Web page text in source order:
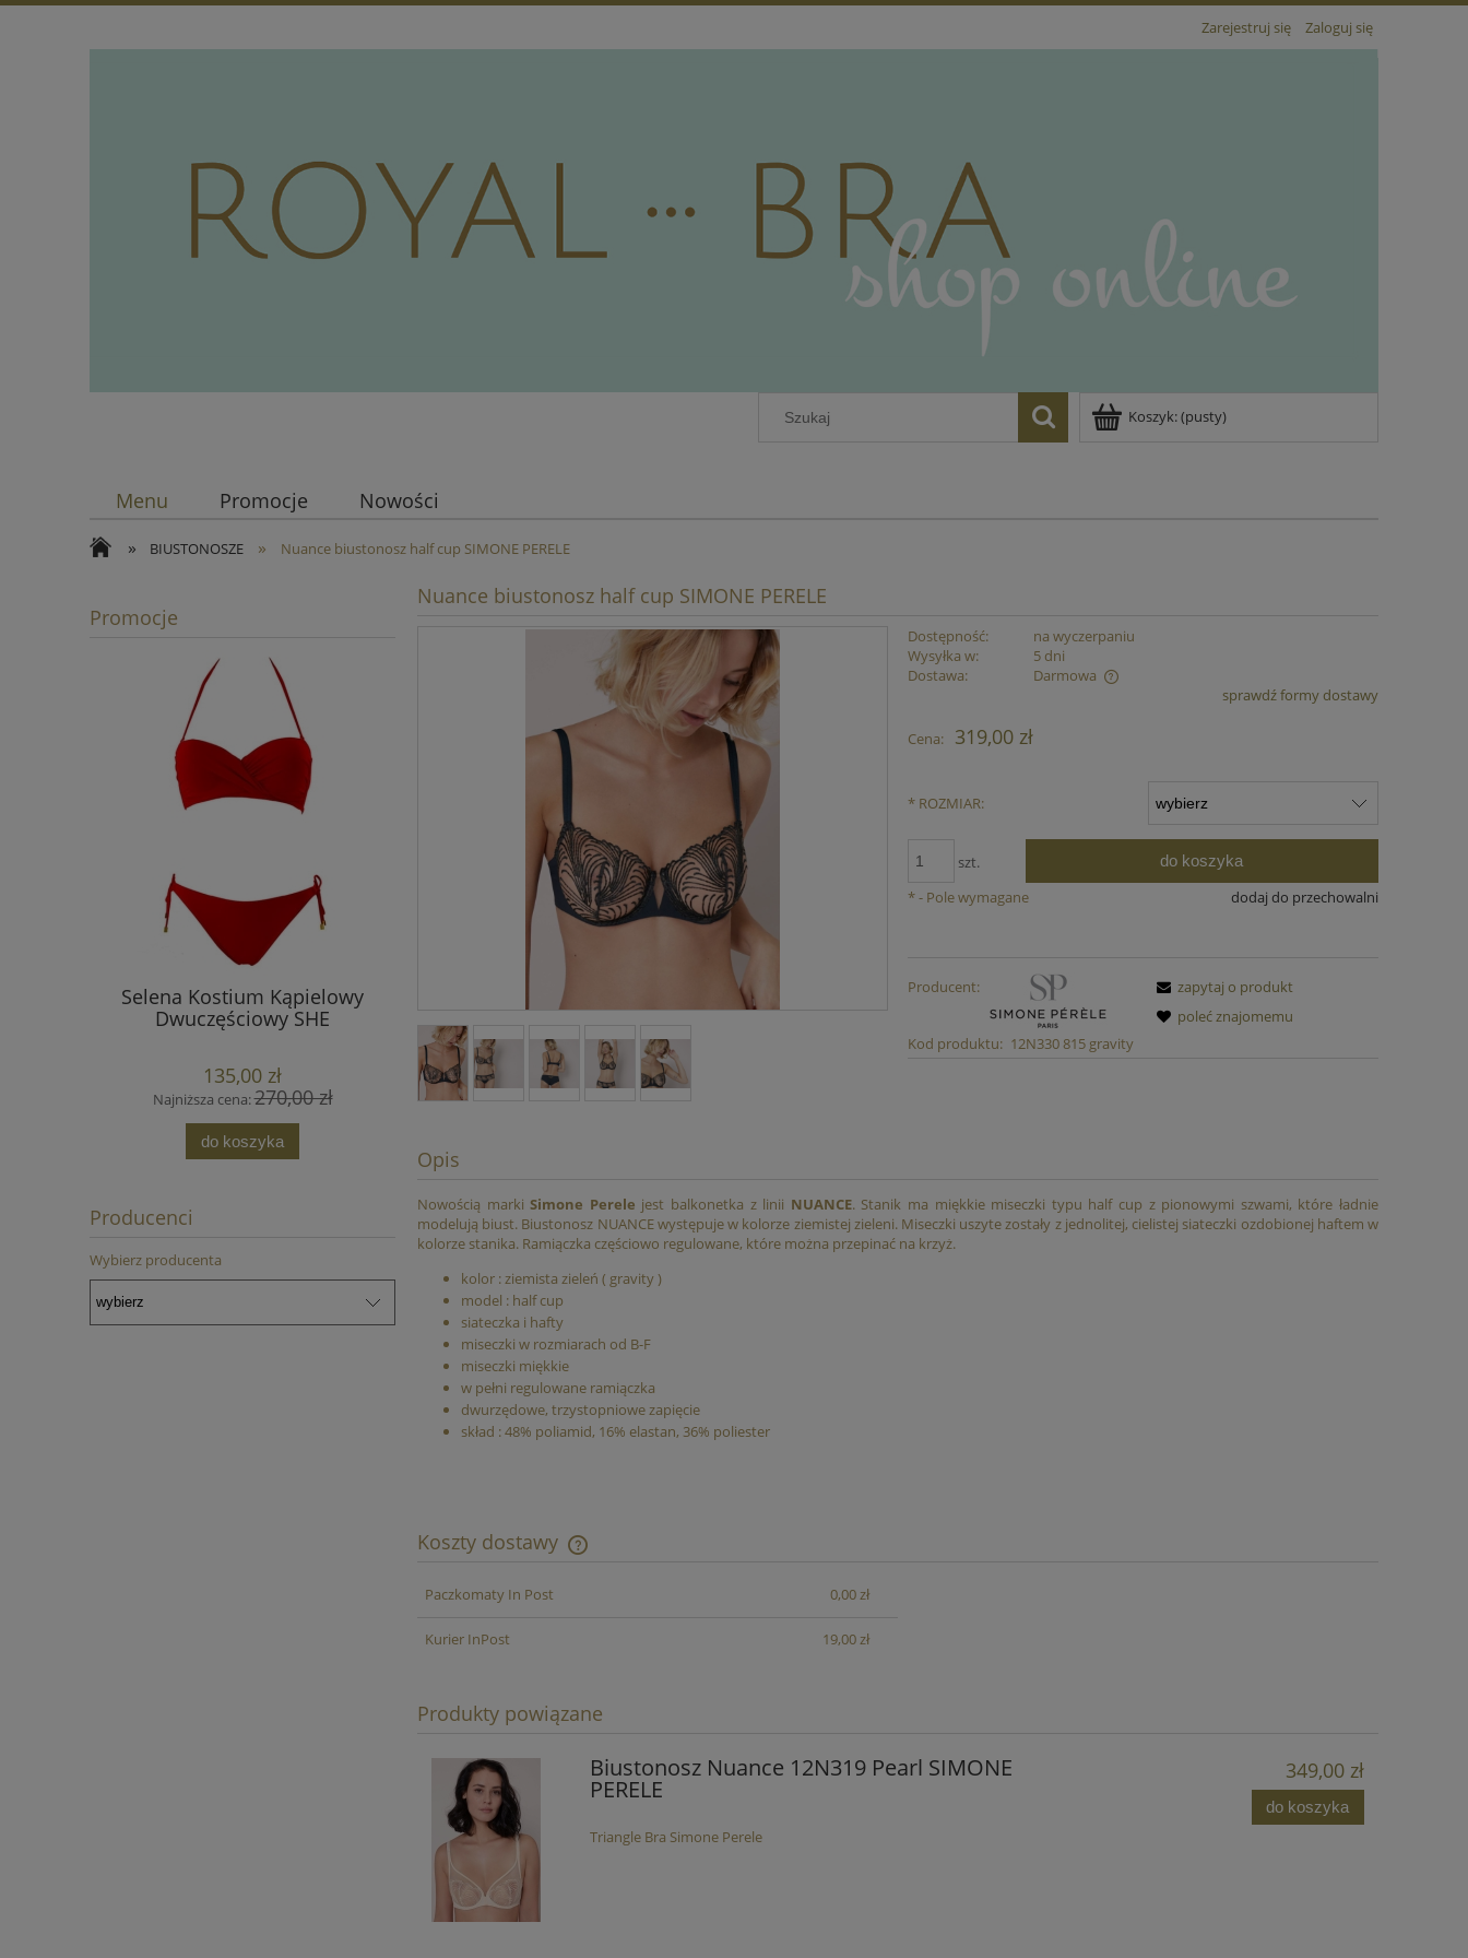
Zarejestruj się Zaloguj się
Koszyk:(pusty)
Menu Promocje Nowości
» BIUSTONOSZE » Nuance biustonosz half cup SIMONE PERELE
Promocje
Selena Kostium Kąpielowy
Dwuczęściowy SHE
135,00 zł
Najniższa cena:270,00 zł
do koszyka
Lucille Biustonosz Kąpielowy
Cleo by PANACHE
119,00 zł
Najniższa cena: 249,00 zł
Góra od bikini Wild Ones DD Cup
Hero Figi FREYA
Producenci
Wybierz producenta
Nuance biustonosz half cup SIMONE PERELE
Dostępność:
na wyczerpaniu
Wysyłka w:
5 dni
Dostawa:
Darmowa
sprawdź formy dostawy
Cena: 319,00 zł
* ROZMIAR:
szt. do koszyka
dodaj do przechowalni
*- Pole wymagane
Producent:
Kod produktu: 12N330 815 gravity
zapytaj o produkt
poleć znajomemu
Opis
Nowością markiSimone Perele jest balkonetka z linii NUANCE. Stanik ma miękkie miseczki typu half cup z pionowymi szwami, które ładnie
modelują biust. Biustonosz NUANCE występuje w kolorze ziemistej zieleni. Miseczki uszyte zostały z jednolitej, cielistej siateczki ozdobionej haftem w
kolorze stanika. Ramiączka częściowo regulowane, które można przepinać na krzyż.
kolor : ziemista zieleń ( gravity )
model : half cup
siateczka i hafty
miseczki w rozmiarach od B-F
miseczki miękkie
w pełni regulowane ramiączka
dwurzędowe, trzystopniowe zapięcie
skład : 48% poliamid, 16% elastan, 36% poliester
Koszty dostawy
Cena nie zawiera ewentualnych kosztów
Paczkomaty In Post 0,00 zł
Kurier InPost 19,00 zł
Produkty powiązane
Biustonosz Nuance 12N319 Pearl SIMONE
PERELE
Triangle Bra Simone Perele
349,00 zł
do koszyka